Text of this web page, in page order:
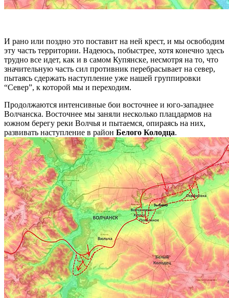
И рано или поздно это поставит на ней крест, и мы освободим
эту часть территории. Надеюсь, побыстрее, хотя конечно здесь
трудно все идет, как и в самом Купянске, несмотря на то, что
значительную часть сил противник перебрасывает на север,
пытаясь сдержать наступление уже нашей группировки
“Север”, к которой мы и переходим.
Продолжаются интенсивные бои восточнее и юго-западнее
Волчанска. Восточнее мы заняли несколько плацдармов на
южном берегу реки Волчья и пытаемся, опираясь на них,
развивать наступление в район Белого Колодца.